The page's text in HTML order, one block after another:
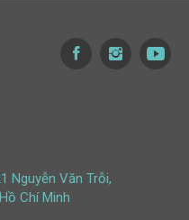
Nguyễn Văn Trỗi,
Chí Minh